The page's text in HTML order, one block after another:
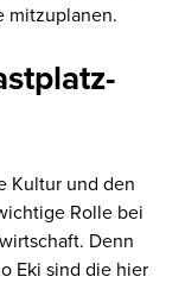
mitzuplanen.
Kultur und den
Rolle bei
Denn
Eki sind die hier